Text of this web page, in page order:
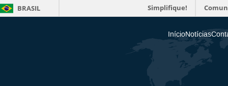
BRASIL Simplifique!
InícioNotícias